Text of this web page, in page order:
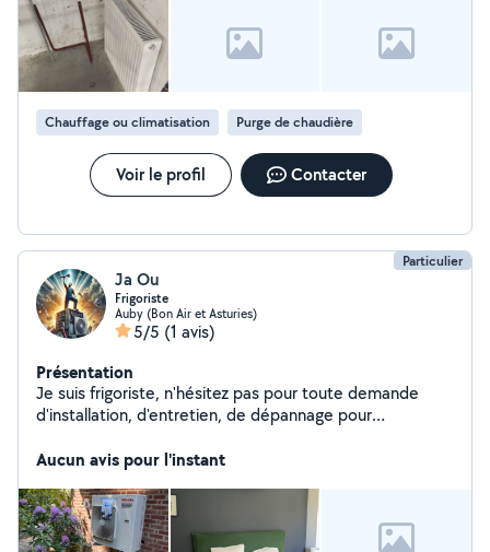
Chauffage ou climatisation Purge de chaudière
Voir le profil Contacter
Particulier
Ja Ou
Frigoriste
Auby (Bon Air et Asturies)
5/5 (1 avis)
Présentation
Je suis frigoriste, n'hésitez pas pour toute demande
d'installation, d'entretien, de dépannage pour
photo couverture)
Aucun avis pour l'instant